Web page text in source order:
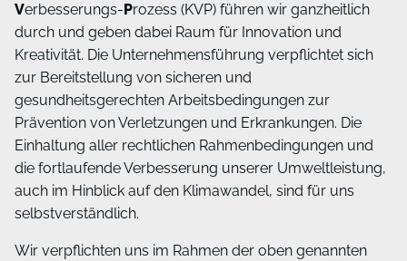
Verbesserungs- Prozess (KVP) führen wir ganzheitlich
durch und geben dabei Raum für Innovation und
Kreativität. Die Unternehmensführung verpflichtet sich
zur Bereitstellung von sicheren und
gesundheitsgerechten Arbeitsbedingungen zur
Prävention von Verletzungen und Erkrankungen. Die
Einhaltung aller rechtlichen Rahmenbedingungen und
die fortlaufende Verbesserung unserer Umweltleistung,
auch im Hinblick auf den Klimawandel, sind für uns
selbstverständlich.
Wir verpflichten uns im Rahmen der oben genannten